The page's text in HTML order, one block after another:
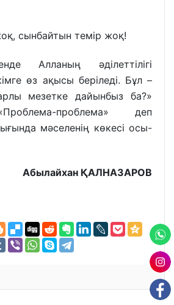
сынбайтын темір жоқ!
Алланың әділеттілігі
өз ақысы беріледі. Бұл –
мезетке дайынбыз ба?»
проблема» деп
мәселенің көкесі осы-
Абылайхан ҚАЛНАЗАРОВ